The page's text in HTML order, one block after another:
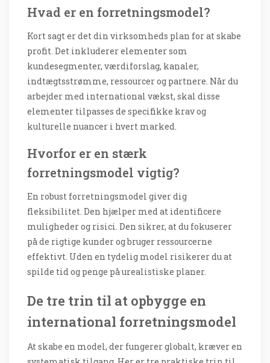
Hvad er en forretningsmodel?
Kort sagt er det din virksomheds plan for at skabe
profit. Det inkluderer elementer som
kundesegmenter, værdiforslag, kanaler,
indtægtsstrømme, ressourcer og partnere. Når du
arbejder med international vækst, skal disse
elementer tilpasses de specifikke krav og
kulturelle nuancer i hvert marked.
Hvorfor er en stærk
forretningsmodel vigtig?
En robust forretningsmodel giver dig
fleksibilitet. Den hjælper med at identificere
muligheder og risici. Den sikrer, at du fokuserer
på de rigtige kunder og bruger ressourcerne
effektivt. Uden en tydelig model risikerer du at
spilde tid og penge på urealistiske planer.
De tre trin til at opbygge en
international forretningsmodel
At skabe en model, der fungerer globalt, kræver en